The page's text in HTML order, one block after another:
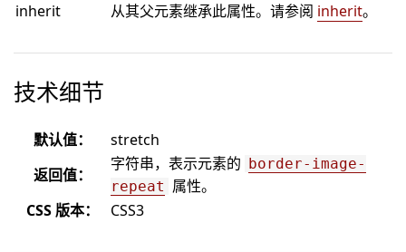
inherit
从其父元素继承此属性。请参阅 inherit。
技术细节
默认值：
stretch
返回值：
字符串，表示元素的 border-image-
repeat 属性。
CSS 版本：
CSS3